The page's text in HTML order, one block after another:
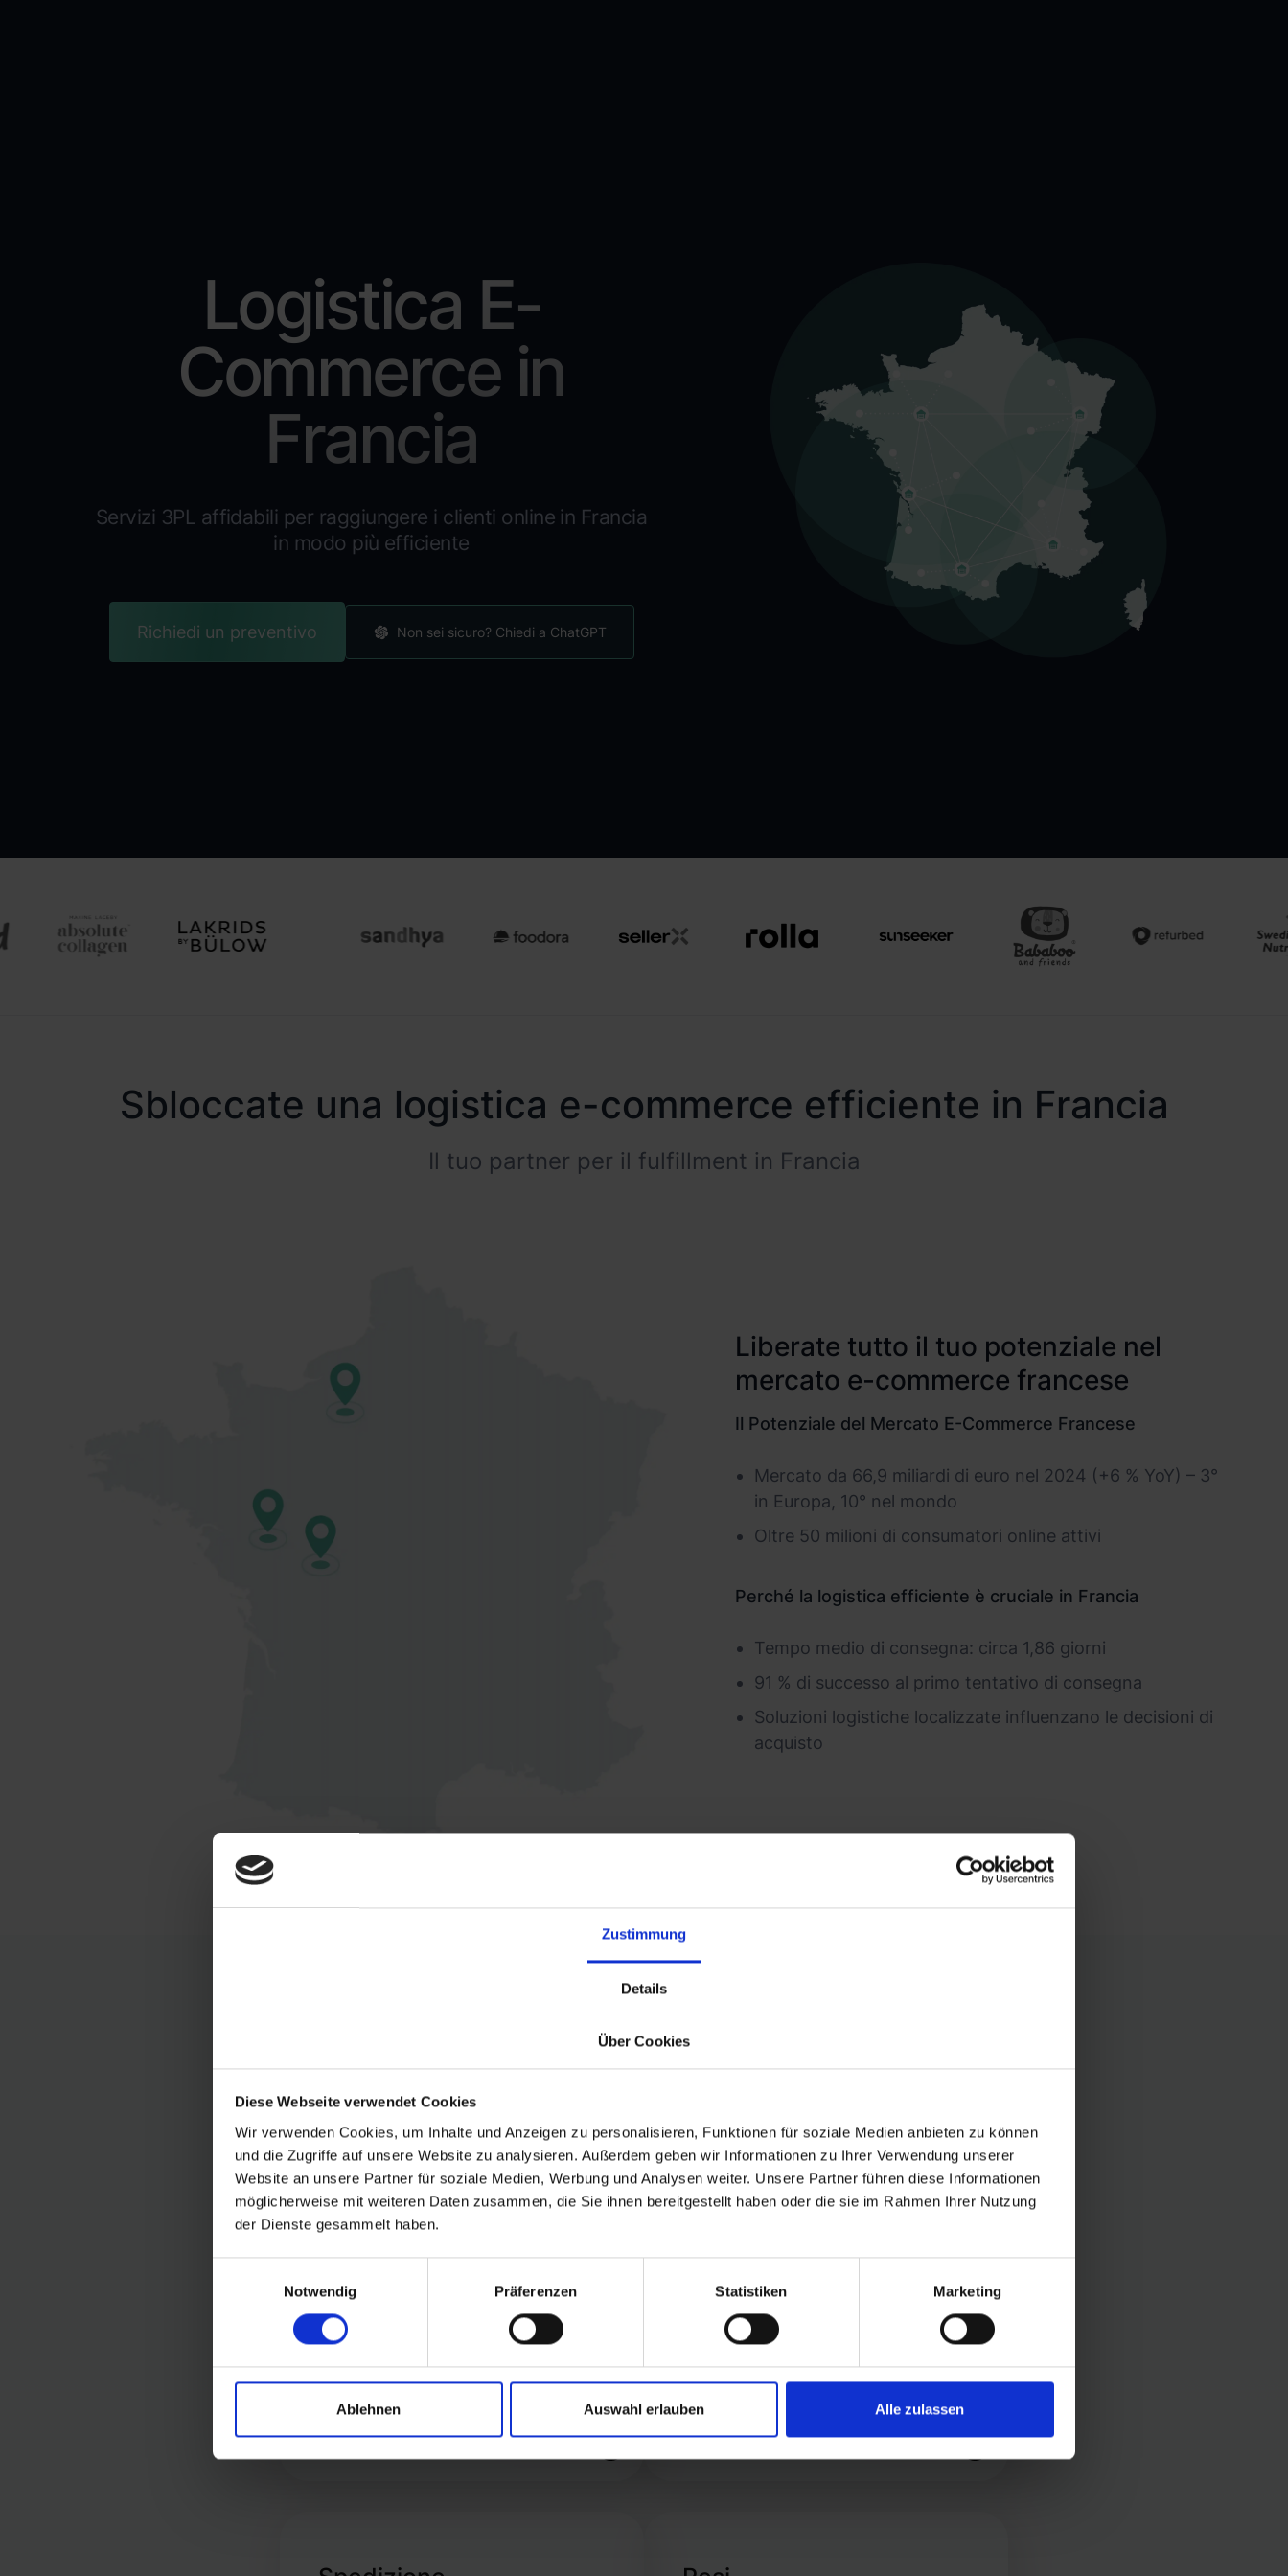
Zustimmung
Details
Über Cookies
Diese Webseite verwendet Cookies
Wir verwenden Cookies, um Inhalte und Anzeigen zu personalisieren, Funktionen für soziale Medien anbieten zu können
und die Zugriffe auf unsere Website zu analysieren. Außerdem geben wir Informationen zu Ihrer Verwendung unserer
Website an unsere Partner für soziale Medien, Werbung und Analysen weiter. Unsere Partner führen diese Informationen
möglicherweise mit weiteren Daten zusammen, die Sie ihnen bereitgestellt haben oder die sie im Rahmen Ihrer Nutzung
der Dienste gesammelt haben.
Notwendig
Präferenzen Statistiken Marketing
Ablehnen Auswahl erlauben Alle zulassen
Logistica E-
Commerce in
Francia
Servizi 3PL affidabili per raggiungere i clienti online in Francia
in modo più efficiente
Richiedi un preventivo Non sei sicuro? Chiedi a ChatGPT
Sbloccate una logistica e-commerce efficiente in Francia
Il tuo partner per il fulfillment in Francia
Liberate tutto il tuo potenziale nel
mercato e-commerce francese
Il Potenziale del Mercato E-Commerce Francese
Mercato da 66,9 miliardi di euro nel 2024 (+6 % YoY) – 3°
in Europa, 10° nel mondo
Oltre 50 milioni di consumatori online attivi
Perché la logistica efficiente è cruciale in Francia
Tempo medio di consegna: circa 1,86 giorni
91 % di successo al primo tentativo di consegna
Soluzioni logistiche localizzate influenzano le decisioni di
acquisto
Serenità con un partner 3PL affidabile
Stoccaggio